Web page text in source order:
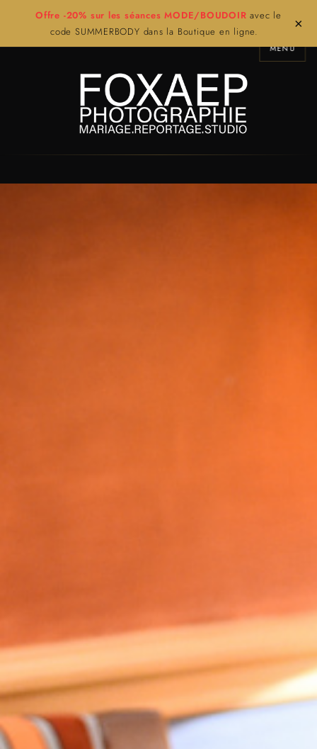
Offre -20% sur les séances MODE/BOUDOIR avec le
code SUMMERBODY dans la Boutique en ligne.
×
MENU